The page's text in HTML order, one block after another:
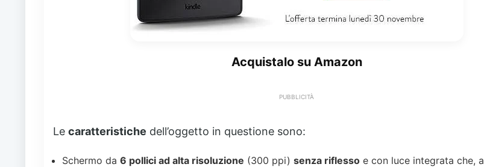
Acquistalo su Amazon
PUBBLICITÀ
Le caratteristiche dell’oggetto in questione sono:
Schermo da 6 pollici ad alta risoluzione (300 ppi) senza riflesso e con luce integrata che, a